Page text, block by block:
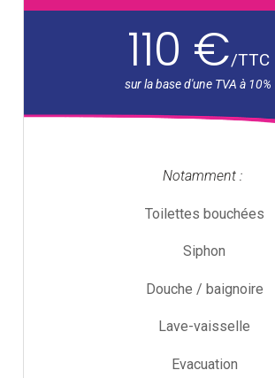
110 €/TTC
Notamment :
Toilettes bouchées
Siphon
Douche / baignoire
Lave-vaisselle
Evacuation